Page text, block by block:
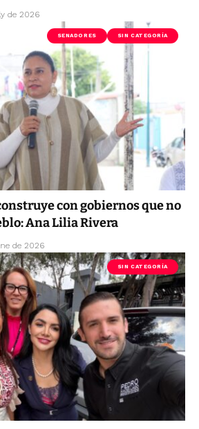
de 2026
SENADORES SIN CATEGORÍA
con gobiernos que no
Ana Lilia Rivera
de 2026
SIN CATEGORÍA